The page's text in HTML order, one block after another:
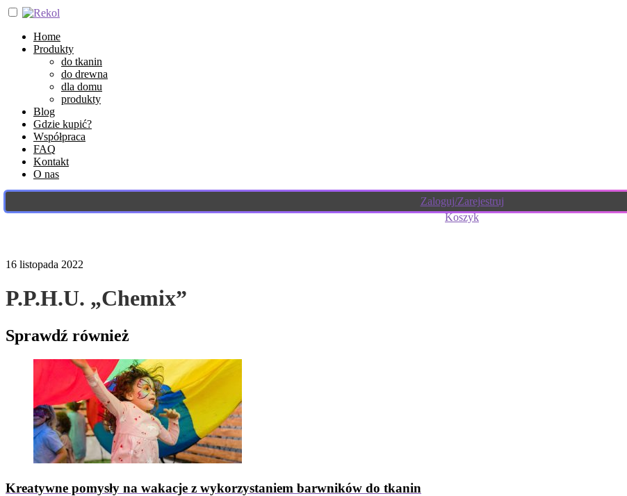
Home
Produkty
do tkanin
do drewna
dla domu
produkty
Blog
Gdzie kupić?
Współpraca
FAQ
Kontakt
O nas
Zaloguj/Zarejestruj
Koszyk
16 listopada 2022
P.P.H.U. „Chemix”
Sprawdź również
Kreatywne pomysły na wakacje z wykorzystaniem barwników do tkanin